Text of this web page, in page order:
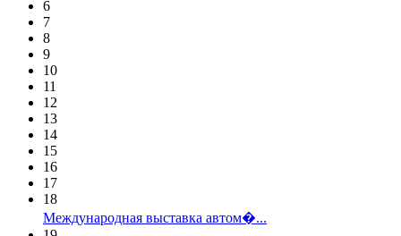
6
7
8
9
10
11
12
13
14
15
16
17
18
Международная выставка автом�...